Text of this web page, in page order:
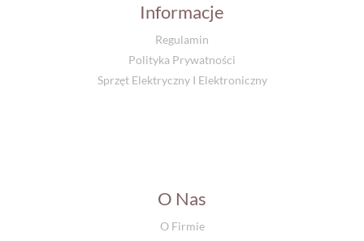
Informacje
Regulamin
Polityka Prywatności
Sprzęt Elektryczny I Elektroniczny
O Nas
O Firmie